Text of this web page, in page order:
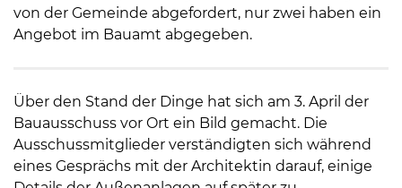
von der Gemeinde abgefordert, nur zwei haben ein
Angebot im Bauamt abgegeben.
Über den Stand der Dinge hat sich am 3. April der
Bauausschuss vor Ort ein Bild gemacht. Die
Ausschussmitglieder verständigten sich während
eines Gesprächs mit der Architektin darauf, einige